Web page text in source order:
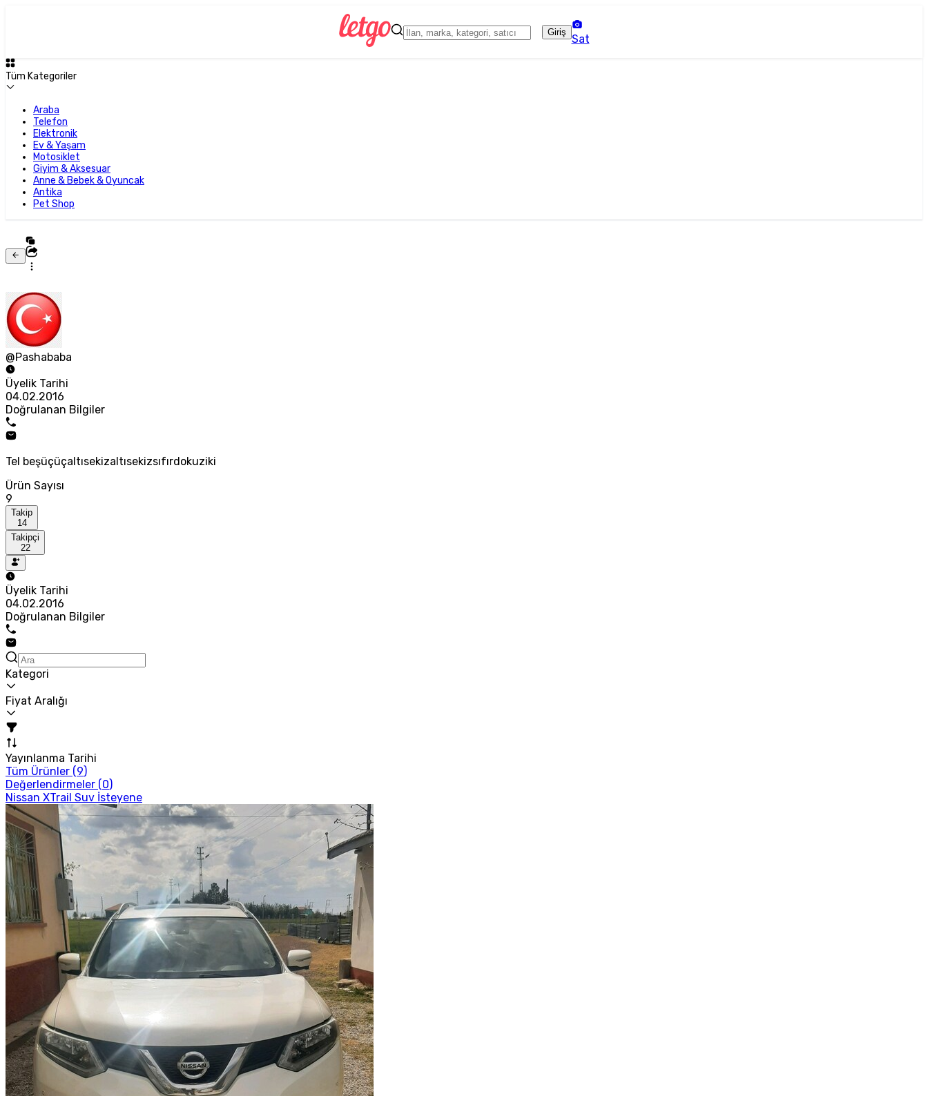
Giriş
Sat
Tüm Kategoriler
Araba
Telefon
Elektronik
Ev & Yaşam
Motosiklet
Giyim & Aksesuar
Anne & Bebek & Oyuncak
Antika
Pet Shop
@Pashababa
Üyelik Tarihi
04.02.2016
Doğrulanan Bilgiler
Tel beşüçüçaltısekizaltısekizsıfırdokuziki
Ürün Sayısı
9
Takip
14
Takipçi
22
Üyelik Tarihi
04.02.2016
Doğrulanan Bilgiler
Kategori
Fiyat Aralığı
Yayınlanma Tarihi
Tüm Ürünler (9)
Değerlendirmeler (0)
Nissan XTrail Suv İsteyene